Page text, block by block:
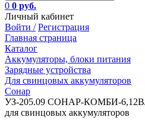
0 0 руб.
Личный кабинет
Войти / Регистрация
Главная страница
Каталог
Аккумуляторы, блоки питания
Зарядные устройства
Для свинцовых аккумуляторов
Сонар
УЗ-205.09 СОНАР-КОМБИ-6,12В/
для свинцовых аккумуляторов